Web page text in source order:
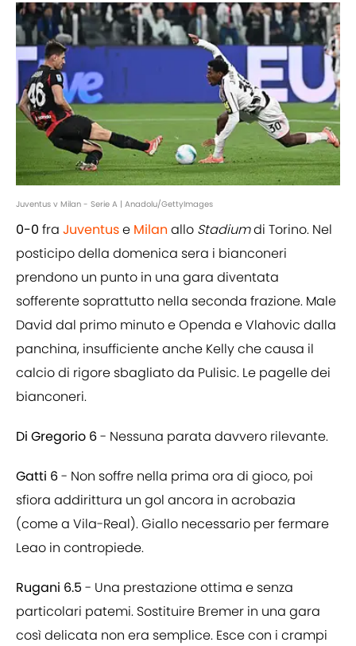
Juventus v Milan - Serie A | Anadolu/GettyImages
0-0 fra Juventuse Milan allo Stadiumdi Torino. Nel
posticipo della domenica sera i bianconeri
prendono un punto in una gara diventata
sofferente soprattutto nella seconda frazione. Male
David dal primo minuto e Openda e Vlahovic dalla
panchina, insufficiente anche Kelly che causa il
calcio di rigore sbagliato da Pulisic. Le pagelle dei
bianconeri.
Di Gregorio 6- Nessuna parata davvero rilevante.
Gatti 6- Non soffre nella prima ora di gioco, poi
sfiora addirittura un gol ancora in acrobazia
(come a Vila-Real). Giallo necessario per fermare
Leao in contropiede.
Rugani 6.5 - Una prestazione ottima e senza
particolari patemi. Sostituire Bremer in una gara
così delicata non era semplice. Esce con i crampi